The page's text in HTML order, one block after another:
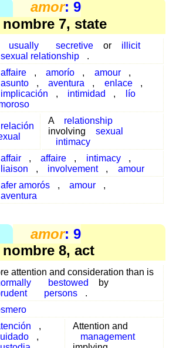
amor: 9
nombre 7, state
usually secretive or
illicit
sexual relationship
.
affaire , amorío , amour
,
asunto
, aventura , enlace
,
implicación
, intimidad ,
lío
relación
A
relationship
involving
sexual
intimacy
affair , affaire , intimacy
,
liaison
, involvement , amour
afer amorós , amour
,
aventura
amor: 9
nombre 8, act
attention and consideration than is
bestowed
by
persons
.
,
,
Attention and
management